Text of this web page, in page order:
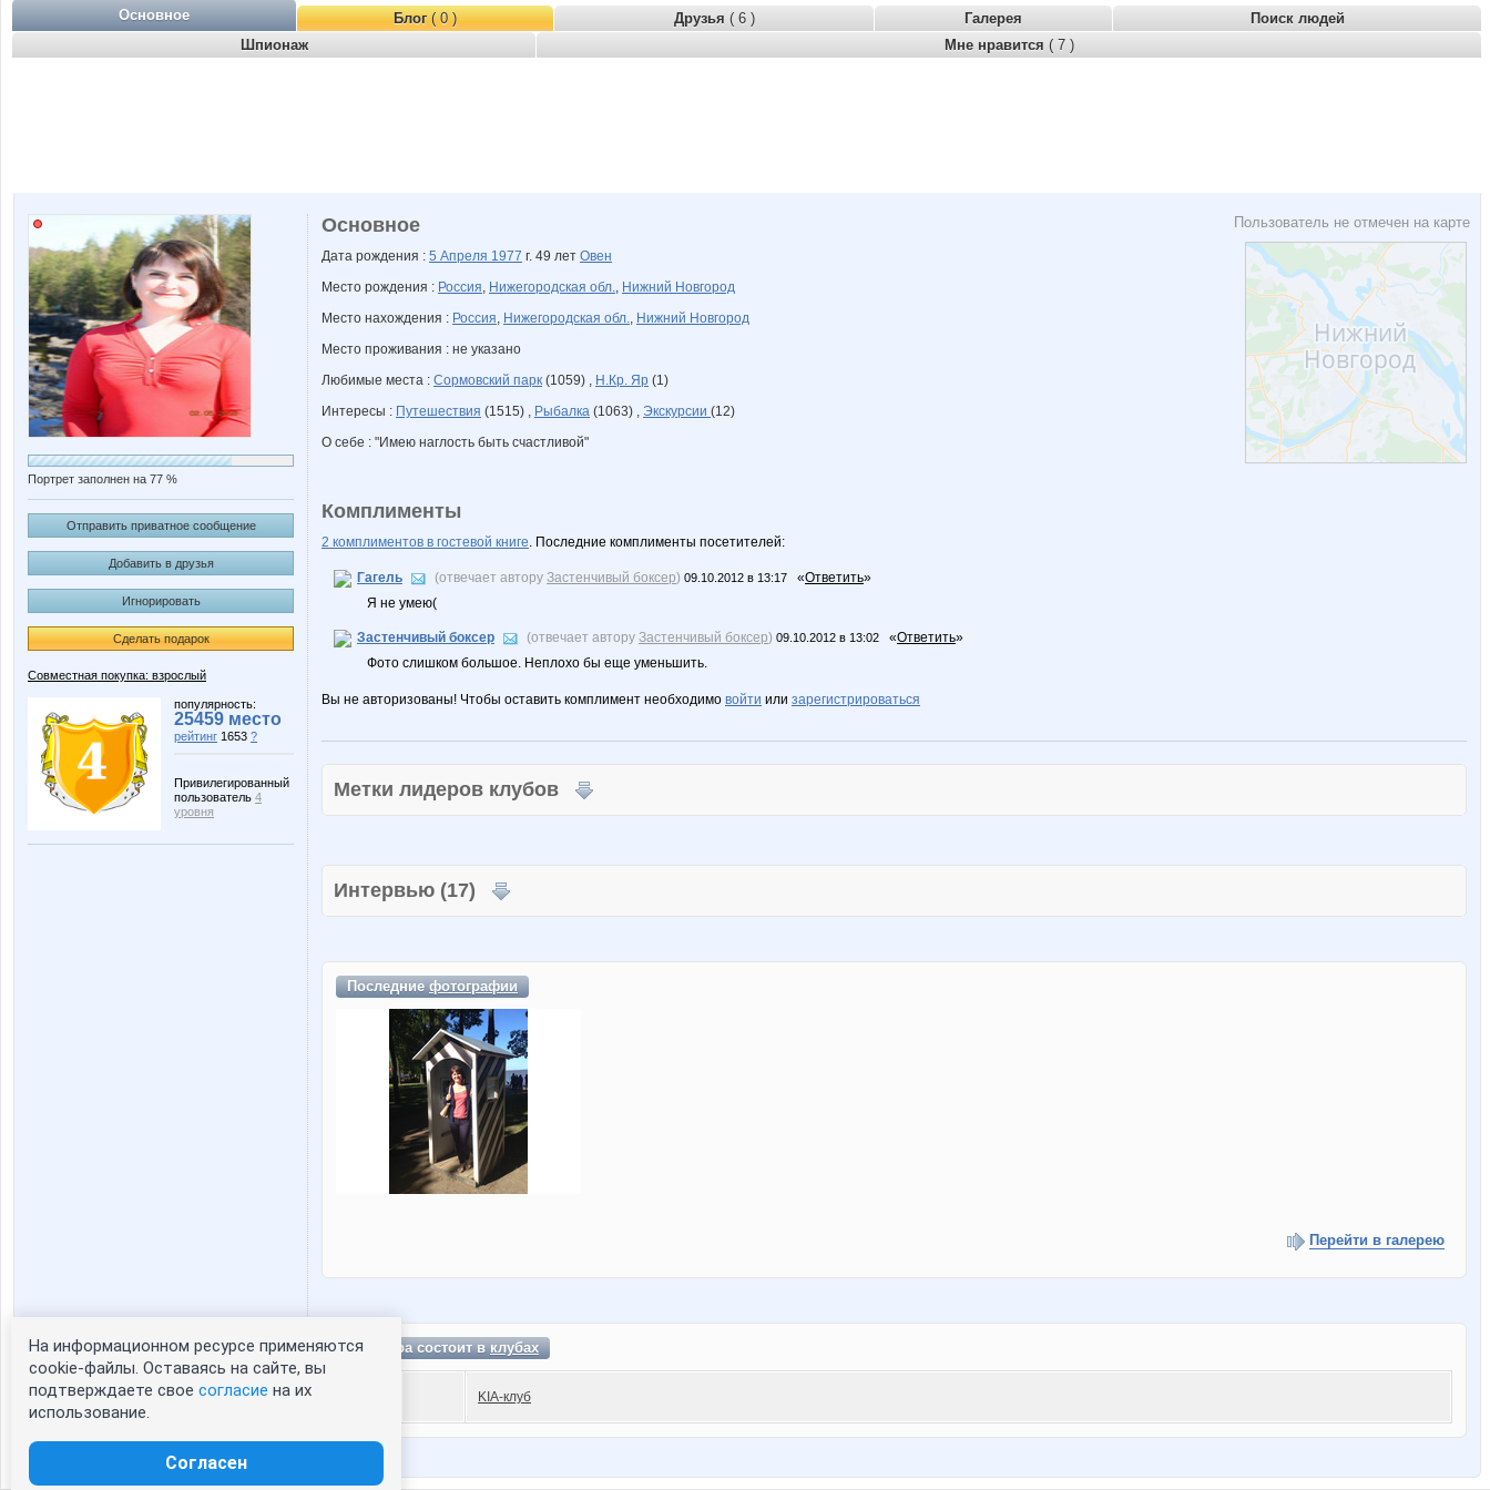
Основное Блог( 0 ) Друзья ( 6 ) Галерея
Поиск людей
Шпионаж
Мне нравится ( 7 )
Портрет заполнен на 77 %
Отправить приватное сообщение
Добавить в друзья
Игнорировать
Сделать подарок
Совместная покупка: взрослый
популярность:
25459 место
рейтинг 1653 ?
Привилегированный
пользователь 4
уровня
Статистика портрета:
сейчас просматривают портрет - 0
зарегистрированные пользователи
Пользователь не отмечен на карте
Основное
Дата рождения : 5 Апреля 1977 г. 49 лет Овен
Место рождения : Россия, Нижегородская обл., Нижний Новгород
Место нахождения : Россия, Нижегородская обл., Нижний Новгород
Место проживания : не указано
Любимые места : Сормовский парк (1059) , Н.Кр. Яр (1)
Интересы : Путешествия (1515) , Рыбалка (1063) , Экскурсии (12)
О себе : "Имею наглость быть счастливой"
Комплименты
2 комплиментов в гостевой книге. Последние комплименты посетителей:
Гагель (отвечает автору Застенчивый боксер) 09.10.2012 в 13:17 «Ответить»
Я не умею(
Застенчивый боксер (отвечает автору Застенчивый боксер) 09.10.2012 в 13:02 «Ответить»
Фото слишком большое. Неплохо бы еще уменьшить.
Вы не авторизованы! Чтобы оставить комплимент необходимо войти или зарегистрироваться
Метки лидеров клубов
Интервью (17)
Последниефотографии
Перейти в галерею
Лучезара состоит вклубах
KIA-клуб
На информационном ресурсе применяются
cookie-файлы. Оставаясь на сайте, вы
подтверждаете свое согласие на их
использование.
Согласен